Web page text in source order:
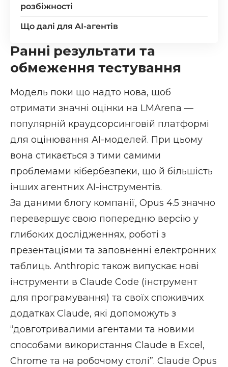
розбіжності
Що далі для AI-агентів
Ранні результати та
обмеження тестування
Модель поки що надто нова, щоб
отримати значні оцінки на LMArena —
популярній краудсорсинговій платформі
для оцінювання AI-моделей. При цьому
вона стикається з тими самими
проблемами кібербезпеки, що й більшість
інших агентних AI-інструментів.
За даними блогу компанії, Opus 4.5 значно
перевершує свою попередню версію у
глибоких дослідженнях, роботі з
презентаціями та заповненні електронних
таблиць. Anthropic також випускає нові
інструменти в Claude Code (інструмент
для програмування) та своїх споживчих
додатках Claude, які допоможуть з
“довготривалими агентами та новими
способами використання Claude в Excel,
Chrome та на робочому столі”. Claude Opus